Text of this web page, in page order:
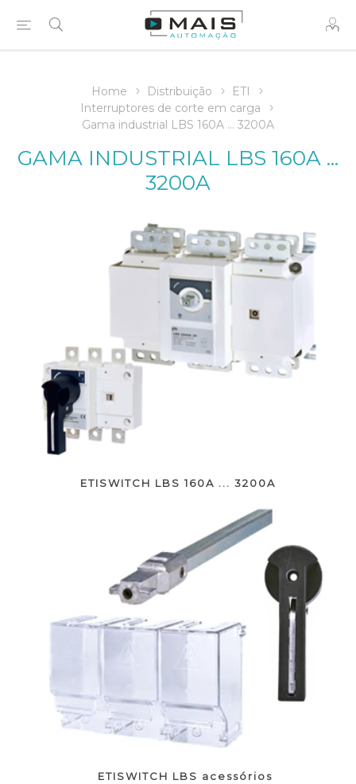
Home Distribuição
ETI
Interruptores de corte em carga
Gama industrial LBS 160A ... 3200A
GAMA INDUSTRIAL LBS 160A ...
3200A
ETISWITCH LBS 160A ... 3200A
ETISWITCH LBS acessórios